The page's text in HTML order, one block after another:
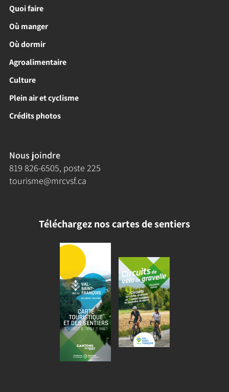
Quoi faire
Où manger
Où dormir
Agroalimentaire
Culture
Plein air et cyclisme
Crédits photos
Nous joindre
819 826-6505, poste 225
tourisme@mrcvsf.ca
Téléchargez nos cartes de sentiers